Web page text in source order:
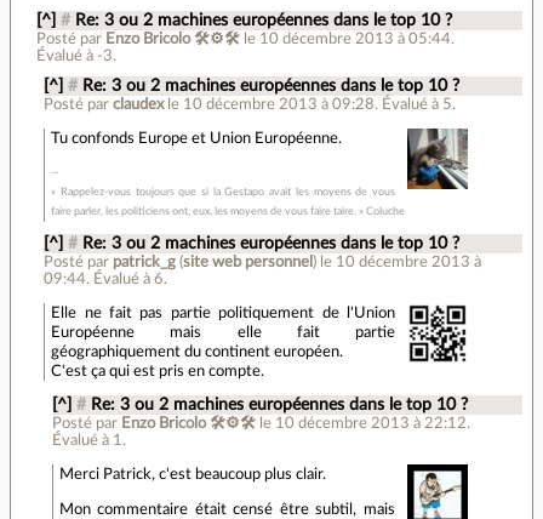
[^] # Re: 3 ou 2 machines européennes dans le top 10 ?
Posté par Enzo Bricolo 🛠⚙🛠 le 10 décembre 2013 à 05:44.
Évalué à -3.
[^] # Re: 3 ou 2 machines européennes dans le top 10 ?
Posté parclaudex le 10 décembre 2013 à 09:28. Évalué à 5.
Tu confonds Europe et Union Européenne.
« Rappelez-vous toujours que si la Gestapo avait les moyens de vous
faire parler, les politiciens ont, eux, les moyens de vous faire taire. » Coluche
[^] # Re: 3 ou 2 machines européennes dans le top 10 ?
Posté par patrick_g (site web personnel ) le 10 décembre 2013 à
09:44. Évalué à6.
Elle ne fait pas partie politiquement de l'Union
Européenne mais elle fait partie
géographiquement du continent européen.
C'est ça qui est pris en compte.
[^] # Re: 3 ou 2 machines européennes dans le top 10 ?
Posté par Enzo Bricolo 🛠⚙🛠 le 10 décembre 2013 à 22:12.
Évalué à 1 .
Merci Patrick, c'est beaucoup plus clair.
Mon commentaire était censé être subtil, mais